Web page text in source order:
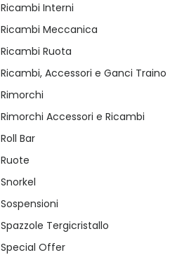
Ricambi Interni
Ricambi Meccanica
Ricambi Ruota
Ricambi, Accessori e Ganci Traino
Rimorchi
Rimorchi Accessori e Ricambi
Roll Bar
Ruote
Snorkel
Sospensioni
Spazzole Tergicristallo
Special Offer